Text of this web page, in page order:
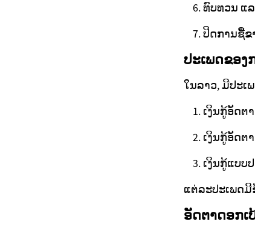
ທົບທວນ ແ
ປິດການຊື້ຂ
ປະເພດຂອງ
ໃນລາວ, ມີປະເ
ເງິນກູ້ອັດຕ
ເງິນກູ້ອັດຕ
ເງິນກູ້ແບບ
ແຕ່ລະປະເພດ
ອັດຕາດອກເ